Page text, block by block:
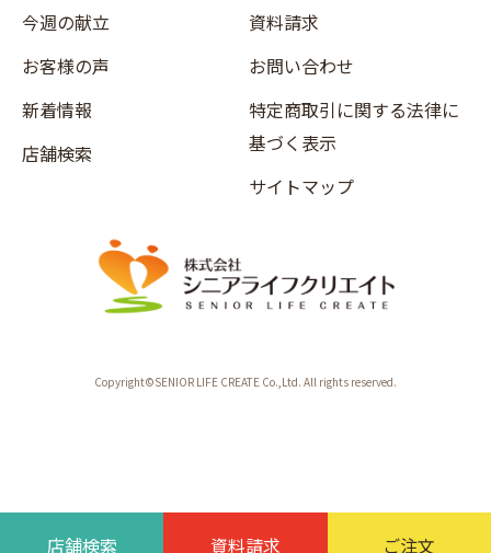
店舗検索 資料請求 ご注文
今週の献立
お客様の声
新着情報
店舗検索
資料請求
お問い合わせ
特定商取引に関する法律に
基づく表示
サイトマップ
Copyright©SENIOR LIFE CREATE Co.,Ltd. All rights reserved.